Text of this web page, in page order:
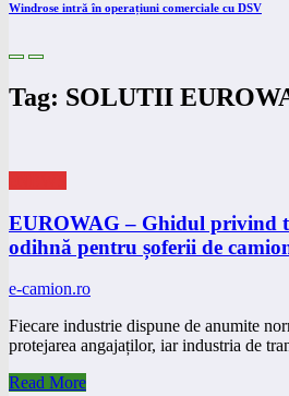
Windrose intră în operațiuni comerciale cu DSV
Tag: SOLUTII
EUROWAG – Ghidul privind
odihnă pentru șoferii de
e-camion.ro
Fiecare industrie dispune de anumite
protejarea angajaților, iar industria de
Read More